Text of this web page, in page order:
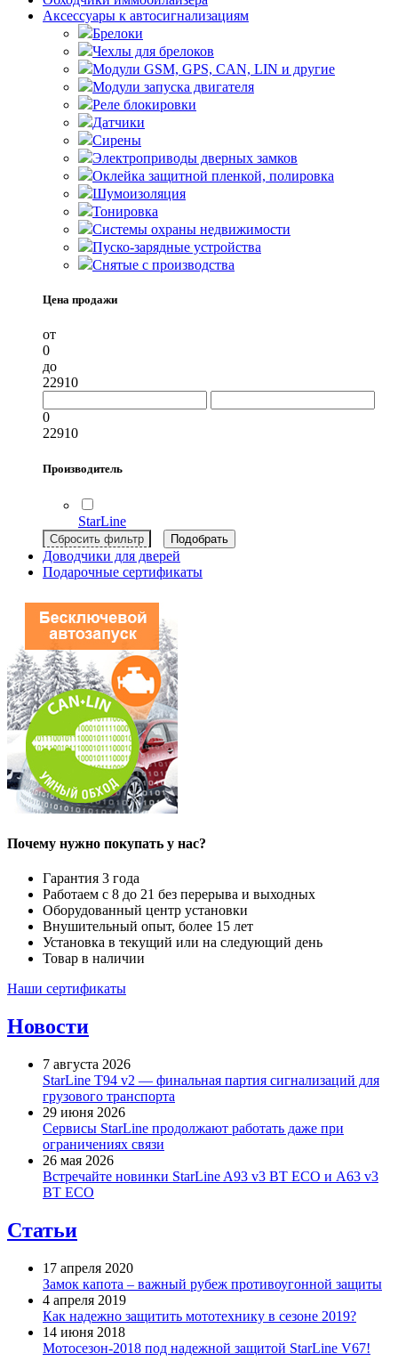
Аксессуары к автосигнализациям
Брелоки
Чехлы для брелоков
Модули GSM, GPS, CAN, LIN и другие
Модули запуска двигателя
Реле блокировки
Датчики
Сирены
Электроприводы дверных замков
Оклейка защитной пленкой, полировка
Шумоизоляция
Тонировка
Системы охраны недвижимости
Пуско-зарядные устройства
Снятые с производства
Цена продажи
от
0
до
22910
0
22910
Производитель
StarLine
Доводчики для дверей
Подарочные сертификаты
Почему нужно покупать у нас?
Гарантия 3 года
Работаем с 8 до 21 без перерыва и выходных
Оборудованный центр установки
Внушительный опыт, более 15 лет
Установка в текущий или на следующий день
Товар в наличии
Наши сертификаты
Новости
7 августа 2026
StarLine T94 v2 — финальная партия сигнализаций для
грузового транспорта
29 июня 2026
Сервисы StarLine продолжают работать даже при
ограничениях связи
26 мая 2026
Встречайте новинки StarLine A93 v3 BT ECO и A63 v3
BT ECO
Статьи
17 апреля 2020
Замок капота – важный рубеж противоугонной защиты
4 апреля 2019
Как надежно защитить мототехнику в сезоне 2019?
14 июня 2018
Мотосезон-2018 под надежной защитой StarLine V67!